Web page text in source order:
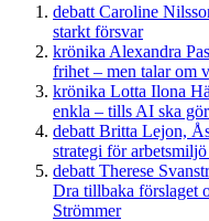
debatt Caroline
starkt försvar
krönika Alexandra
frihet – men talar om
krönika Lotta Ilona
enkla – tills AI ska
debatt Britta Lejon,
strategi för
debatt Therese
Dra tillbaka förslaget
Strömmer